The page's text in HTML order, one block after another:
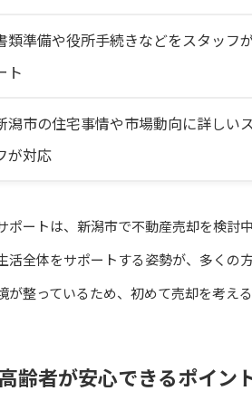
類準備や役所手続きなどをスタッフ
ト
潟市の住宅事情や市場動向に詳しい
が対応
ポートは、新潟市で不動産売却を検討
活全体をサポートする姿勢が、多くの
整っているため、初めて売却を考え
齢者が安心できるポイン